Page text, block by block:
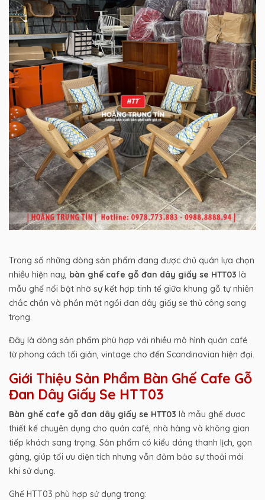
Trong số những dòng sản phẩm đang được chủ quán lựa chọn
nhiều hiện nay, bàn ghế cafe gỗ đan dây giấy se HTT03 là
mẫu ghế nổi bật nhờ sự kết hợp tinh tế giữa khung gỗ tự nhiên
chắc chắn và phần mặt ngồi đan dây giấy se thủ công sang
trọng.
Đây là dòng sản phẩm phù hợp với nhiều mô hình quán café
từ phong cách tối giản, vintage cho đến Scandinavian hiện đại.
Giới Thiệu Sản Phẩm Bàn Ghế Cafe Gỗ
Đan Dây Giấy Se HTT03
Bàn ghế cafe gỗ đan dây giấy se HTT03 là mẫu ghế được
thiết kế chuyên dụng cho quán café, nhà hàng và không gian
tiếp khách sang trọng. Sản phẩm có kiểu dáng thanh lịch, gọn
gàng, giúp tối ưu diện tích nhưng vẫn đảm bảo sự thoải mái
khi sử dụng.
Ghế HTT03 phù hợp sử dụng trong: